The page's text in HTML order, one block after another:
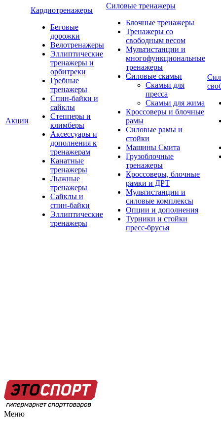
Акции
Кардиотренажеры
Беговые
дорожки
Велотренажеры
Эллиптические
тренажеры и
орбитреки
Гребные
тренажеры
Спин-байки и
сайклы
Степперы и
климберы
Аксессуары и
дополнения к
тренажерам
Канатные
тренажеры
Лыжные
тренажеры
Сайклы и
спин-байки
Эллиптические
тренажеры
Силовые тренажеры
Блочные тренажеры
Тренажеры со
свободным весом
Мультистанции и
многофункциональные
тренажеры
Силовые скамьи
Скамьи для
пресса
Скамьи для жима
Кроссоверы и блочные
рамы
Силовые рамы и
стойки
Машины Смита
Грузоблочные
тренажеры
Кроссоверы, блочные
рамки и ДРТ
Мультистанции и
силовые комплексы
Опции и дополнения
Турники и стойки
пресс-брусья
Меню